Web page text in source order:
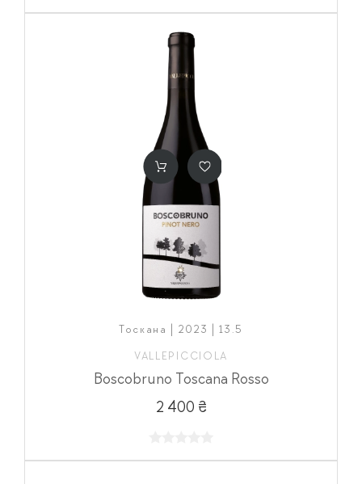
Тоскана | 2023 | 13.5
VALLEPICCIOLA
Boscobruno Toscana Rosso
2 400 ₴